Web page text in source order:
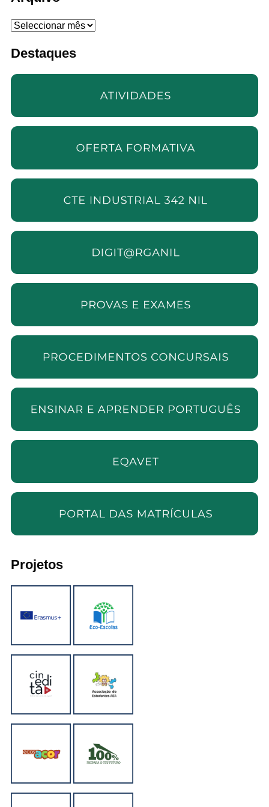
Arquivo
Destaques
Projetos